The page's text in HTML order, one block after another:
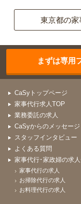
東京都の家
まずは専用
CaSyトップページ
家事代行求人TOP
業務委託の求人
CaSyからのメッセージ
スタッフインタビュー
よくある質問
家事代行･家政婦の求
家事代行の求人
お掃除代行の求人
お料理代行の求人